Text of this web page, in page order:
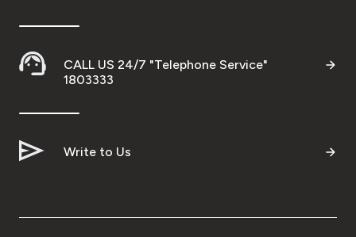
CALL US 24/7 "Telephone Service"
1803333
Write to Us